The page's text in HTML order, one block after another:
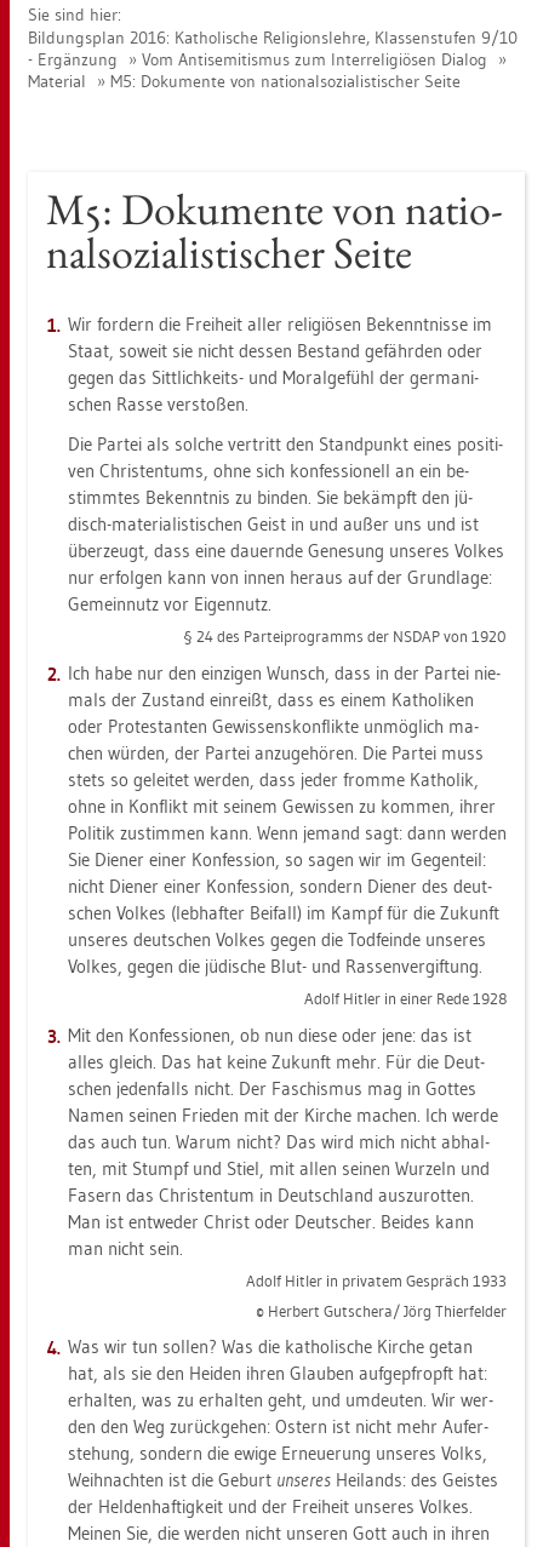
Sie sind hier:
Bil­dungs­plan 2016: Ka­tho­li­sche Re­li­gi­ons­leh­re, Klas­sen­stu­fen 9/10
- Er­gän­zung
Vom An­ti­se­mi­tis­mus zum In­ter­re­li­giö­sen Dia­log
Ma­te­ri­al
M5: Do­ku­men­te von na­tio­nal­so­zia­lis­ti­scher Seite
M5: Do­ku­men­te von na­tio­
nal­so­zia­lis­ti­scher Seite
Wir for­dern die Frei­heit aller re­li­giö­sen Be­kennt­nis­se im
Staat, so­weit sie nicht des­sen Be­stand ge­fähr­den oder
gegen das Sitt­lich­keits- und Moral­ge­fühl der ger­ma­ni­
schen Rasse ver­sto­ßen.
Die Par­tei als sol­che ver­tritt den Stand­punkt eines po­si­ti­
ven Chris­ten­tums, ohne sich kon­fes­sio­nell an ein be­
stimm­tes Be­kennt­nis zu bin­den. Sie be­kämpft den jü­
disch-ma­te­ria­lis­ti­schen Geist in und außer uns und ist
über­zeugt, dass eine dau­ern­de Ge­ne­sung un­se­res Vol­kes
nur er­fol­gen kann von innen her­aus auf der Grund­la­ge:
Ge­mein­nutz vor Ei­gen­nutz.
§ 24 des Par­tei­pro­gramms der NSDAP von 1920
Ich habe nur den ein­zi­gen Wunsch, dass in der Par­tei nie­
mals der Zu­stand ein­reißt, dass es einem Ka­tho­li­ken
oder Pro­tes­tan­ten Ge­wis­sens­kon­flik­te un­mög­lich ma­
chen wür­den, der Par­tei an­zu­ge­hö­ren. Die Par­tei muss
stets so ge­lei­tet wer­den, dass jeder from­me Ka­tho­lik,
ohne in Kon­flikt mit sei­nem Ge­wis­sen zu kom­men, ihrer
Po­li­tik zu­stim­men kann. Wenn je­mand sagt: dann wer­den
Sie Die­ner einer Kon­fes­si­on, so sagen wir im Ge­gen­teil:
nicht Die­ner einer Kon­fes­si­on, son­dern Die­ner des deut­
schen Vol­kes (leb­haf­ter Bei­fall) im Kampf für die Zu­kunft
un­se­res deut­schen Vol­kes gegen die Tod­fein­de un­se­res
Vol­kes, gegen die jü­di­sche Blut- und Ras­sen­ver­gif­tung.
Adolf Hit­ler in einer Rede 1928
Mit den Kon­fes­sio­nen, ob nun diese oder jene: das ist
alles gleich. Das hat keine Zu­kunft mehr. Für die Deut­
schen je­den­falls nicht. Der Fa­schis­mus mag in Got­tes
Namen sei­nen Frie­den mit der Kir­che ma­chen. Ich werde
das auch tun. Warum nicht? Das wird mich nicht ab­hal­
ten, mit Stumpf und Stiel, mit allen sei­nen Wur­zeln und
Fa­sern das Chris­ten­tum in Deutsch­land aus­zu­rot­ten.
Man ist ent­we­der Christ oder Deut­scher. Bei­des kann
man nicht sein.
Adolf Hit­ler in pri­va­tem Ge­spräch 1933
© Her­bert Gut­sche­ra/ Jörg Thier­fel­der
Was wir tun sol­len? Was die ka­tho­li­sche Kir­che getan
hat, als sie den Hei­den ihren Glau­ben auf­ge­pfropft hat:
er­hal­ten, was zu er­hal­ten geht, und um­deu­ten. Wir wer­
den den Weg zu­rück­ge­hen: Os­tern ist nicht mehr Auf­er­
ste­hung, son­dern die ewige Er­neue­rung un­se­res Volks,
Weih­nach­ten ist die Ge­burt un­se­res Hei­lands: des Geis­tes
der Hel­den­haf­tig­keit und der Frei­heit un­se­res Vol­kes.
Mei­nen Sie, die wer­den nicht un­se­ren Gott auch in ihren